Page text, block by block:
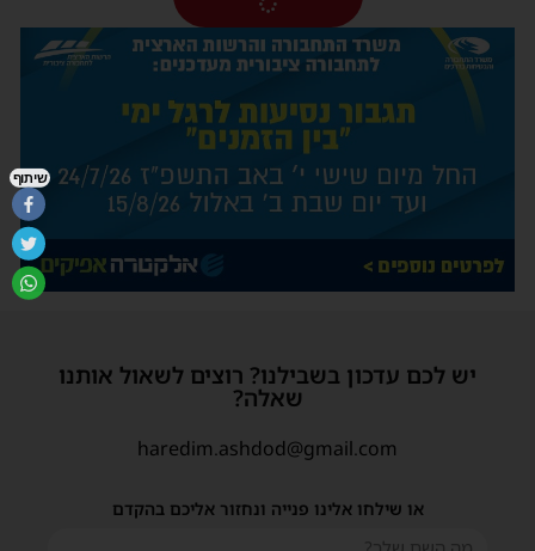
יש לכם עדכון בשבילנו? רוצים לשאול אותנו
שאלה?
haredim.ashdod@gmail.com
או שילחו אלינו פנייה ונחזור אליכם בהקדם
שיתוף